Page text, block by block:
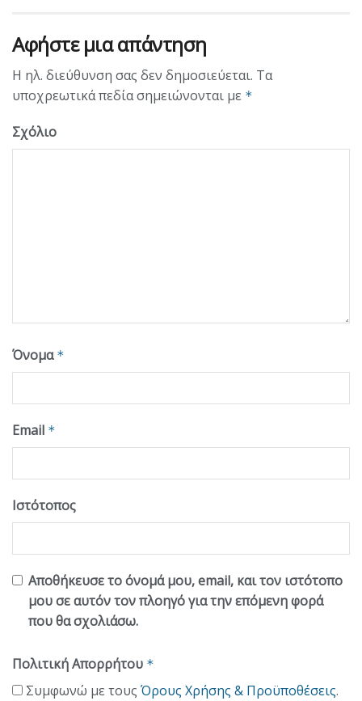
Αφήστε μια απάντηση
Η ηλ. διεύθυνση σας δεν δημοσιεύεται. Τα
υποχρεωτικά πεδία σημειώνονται με *
Σχόλιο
Όνομα *
Email *
Ιστότοπος
Αποθήκευσε το όνομά μου, email, και τον ιστότοπο
μου σε αυτόν τον πλοηγό για την επόμενη φορά
που θα σχολιάσω.
Πολιτική Απορρήτου *
Συμφωνώ με τους Όρους Χρήσης & Προϋποθέσεις.